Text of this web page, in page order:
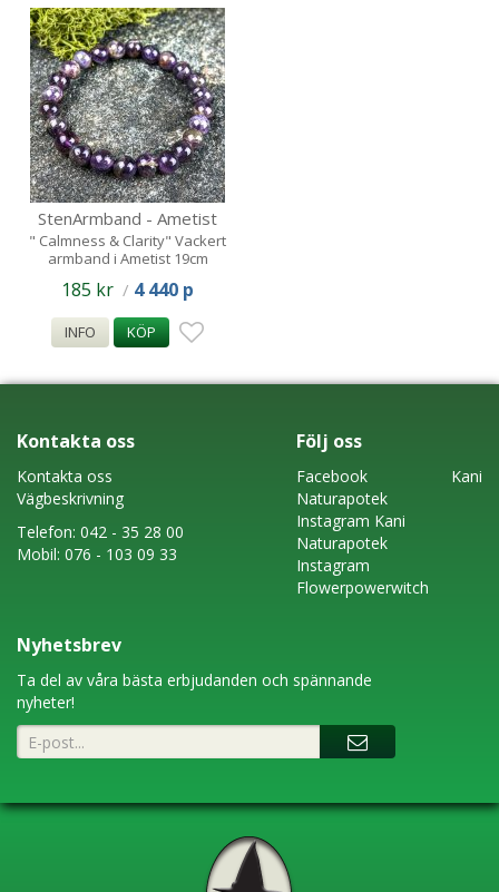
StenArmband - Ametist
pärlor
" Calmness & Clarity" Vackert
armband i Ametist 19cm
185 kr / 4 440 p
INFO KÖP
Kontakta oss
Kontakta oss
Vägbeskrivning
Telefon: 042 - 35 28 00
Mobil: 076 - 103 09 33
Följ oss
FacebookKani
Naturapotek
Instagram Kani
Naturapotek
Instagram
Flowerpowerwitch
Nyhetsbrev
Ta del av våra bästa erbjudanden och spännande
nyheter!